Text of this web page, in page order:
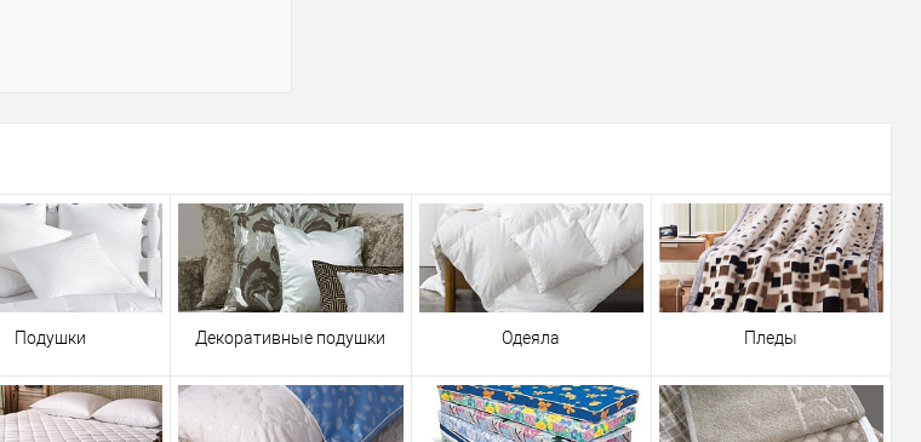
Подушки Декоративные подушки Одеяла Пледы